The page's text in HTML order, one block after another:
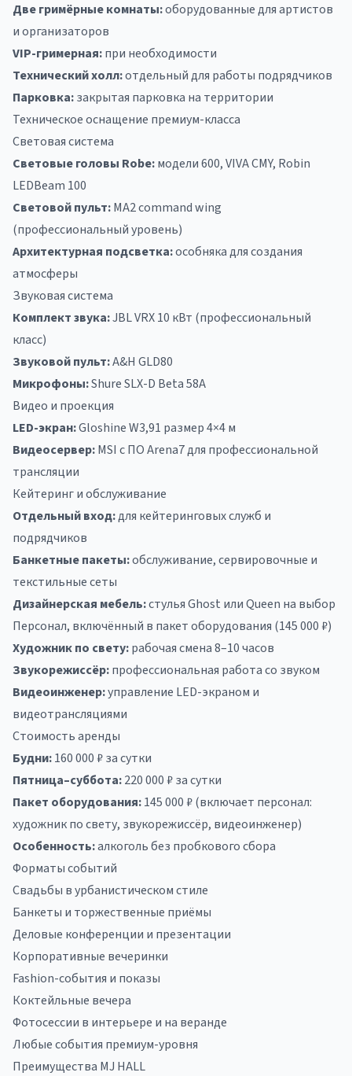
Две гримёрные комнаты:оборудованные для артистов
и организаторов
VIP-гримерная:при необходимости
Технический холл:отдельный для работы подрядчиков
Парковка:закрытая парковка на территории
Техническое оснащение премиум-класса
Световая система
Световые головы Robe:модели 600, VIVA CMY, Robin
LEDBeam 100
Световой пульт:MA2 command wing
(профессиональный уровень)
Архитектурная подсветка:особняка для создания
атмосферы
Звуковая система
Комплект звука:JBL VRX 10 кВт (профессиональный
класс)
Звуковой пульт:A&H GLD80
Микрофоны:Shure SLX-D Beta 58A
Видео и проекция
LED-экран:Gloshine W3,91 размер 4×4 м
Видеосервер:MSI с ПО Arena7 для профессиональной
трансляции
Кейтеринг и обслуживание
Отдельный вход:для кейтеринговых служб и
подрядчиков
Банкетные пакеты:обслуживание, сервировочные и
текстильные сеты
Дизайнерская мебель:стулья Ghost или Queen на выбор
Персонал, включённый в пакет оборудования (145 000 ₽)
Художник по свету:рабочая смена 8–10 часов
Звукорежиссёр:профессиональная работа со звуком
Видеоинженер:управление LED-экраном и
видеотрансляциями
Стоимость аренды
Будни:160 000 ₽ за сутки
Пятница–суббота:220 000 ₽ за сутки
Пакет оборудования:145 000 ₽ (включает персонал:
художник по свету, звукорежиссёр, видеоинженер)
Особенность:алкоголь без пробкового сбора
Форматы событий
Свадьбы в урбанистическом стиле
Банкеты и торжественные приёмы
Деловые конференции и презентации
Корпоративные вечеринки
Fashion-события и показы
Коктейльные вечера
Фотосессии в интерьере и на веранде
Любые события премиум-уровня
Преимущества MJ HALL